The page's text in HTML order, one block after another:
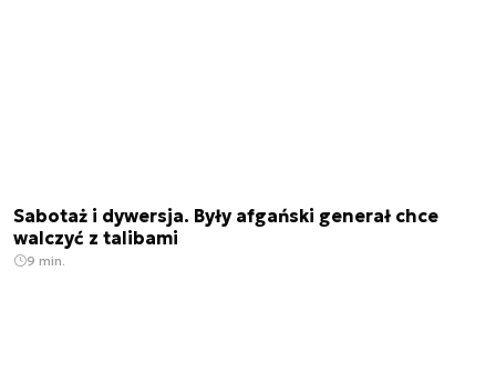
Sabotaż i dywersja. Były afgański generał chce
walczyć z talibami
9 min.